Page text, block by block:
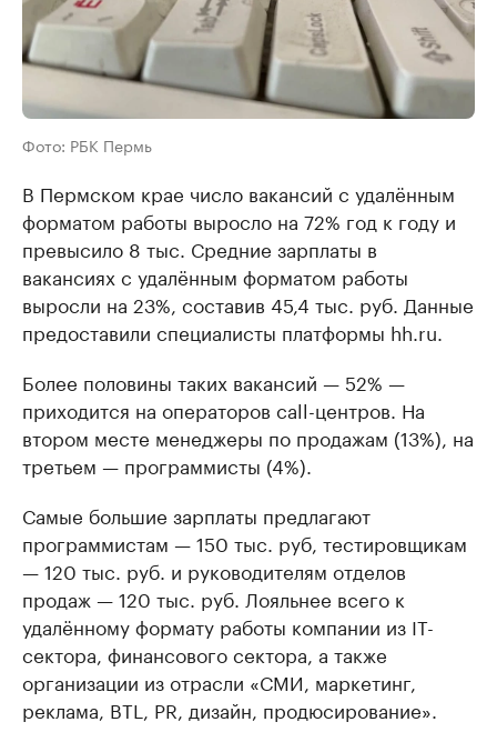
Фото: РБК Пермь
В Пермском крае число вакансий с удалённым
форматом работы выросло на 72% год к году и
превысило 8 тыс. Средние зарплаты в
вакансиях с удалённым форматом работы
выросли на 23%, составив 45,4 тыс. руб. Данные
предоставили специалисты платформы hh.ru.
Более половины таких вакансий — 52% —
приходится на операторов call-центров. На
втором месте менеджеры по продажам (13%), на
третьем — программисты (4%).
Самые большие зарплаты предлагают
программистам — 150 тыс. руб, тестировщикам
— 120 тыс. руб. и руководителям отделов
продаж — 120 тыс. руб. Лояльнее всего к
удалённому формату работы компании из IT-
сектора, финансового сектора, а также
организации из отрасли «СМИ, маркетинг,
реклама, BTL, PR, дизайн, продюсирование».